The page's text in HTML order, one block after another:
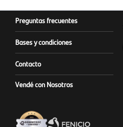
Preguntas frecuentes
Bases y condiciones
Contacto
Vendé con Nosotros